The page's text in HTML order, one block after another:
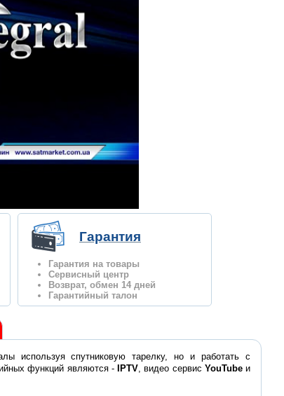
Гарантия
Гарантия на товары
Сервисный центр
Возврат, обмен 14 дней
Гарантийный талон
используя спутниковую тарелку, но и работать с
функций являются -
IPTV, видео сервис YouTube и